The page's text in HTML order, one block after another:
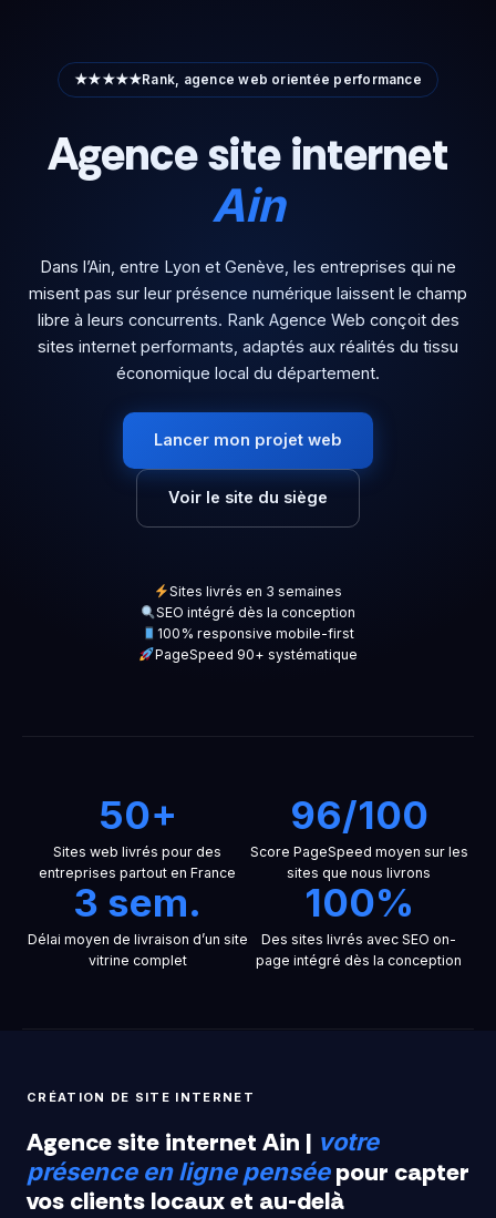
contenu
★★★★★Rank, agence web orientée performance
Agence site internet
Ain
Dans l’Ain, entre Lyon et Genève, les entreprises qui ne
misent pas sur leur présence numérique laissent le champ
libre à leurs concurrents. Rank Agence Web conçoit des
sites internet performants, adaptés aux réalités du tissu
économique local du département.
Lancer mon projet web
Voir le site du siège
Sites livrés en 3 semaines
SEO intégré dès la conception
100% responsive mobile-first
PageSpeed 90+ systématique
50+
Sites web livrés pour des
entreprises partout en France
96/100
Score PageSpeed moyen sur les
sites que nous livrons
3 sem.
Délai moyen de livraison d’un site
vitrine complet
100%
Des sites livrés avec SEO on-
page intégré dès la conception
CRÉATION DE SITE INTERNET
Agence site internet Ain | votre
présence en ligne penséepour capter
vos clients locaux et au-delà